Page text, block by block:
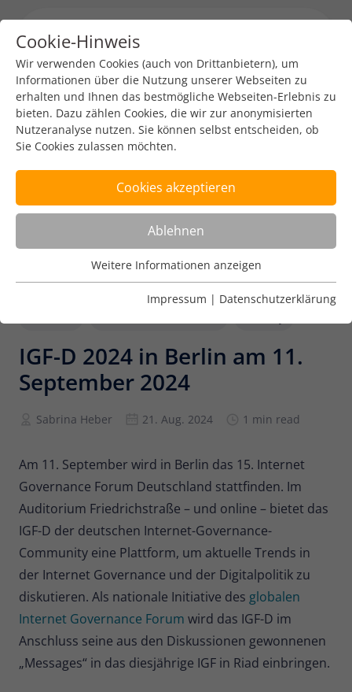
IGF-D 2024 in Berlin am 11.
September 2024
Sabrina Heber 21. Aug. 2024 1 min read
Am 11. September wird in Berlin das 15. Internet
Governance Forum Deutschland stattfinden. Im
Auditorium Friedrichstraße – und online – bietet das
IGF-D der deutschen Internet-Governance-
Community eine Plattform, um aktuelle Trends in
der Internet Governance und der Digitalpolitik zu
diskutieren. Als nationale Initiative des globalen
Internet Governance Forum wird das IGF-D im
Anschluss seine aus den Diskussionen gewonnenen
„Messages“ in das diesjährige IGF in Riad einbringen.
Cookie-Hinweis
Wir verwenden Cookies (auch von Drittanbietern), um
Informationen über die Nutzung unserer Webseiten zu
erhalten und Ihnen das bestmögliche Webseiten-Erlebnis zu
bieten. Dazu zählen Cookies, die wir zur anonymisierten
Nutzeranalyse nutzen. Sie können selbst entscheiden, ob
Sie Cookies zulassen möchten.
Cookies akzeptieren
Ablehnen
Nutzungsanalyse
Cookies zur Nutzungsanalyse ermöglichen es uns zu
Anbieter Matomo
Laufzeit
Zweck
Attributionsinformationen, des
Referrers, der ursprünglich zum
Name _pk_id
Anbieter Matomo
Laufzeit 13 Monate
Zweck
Wird verwendet, um einige Details über
den Benutzer zu speichern, wie z. B. die
Weitere Informationen anzeigen
Impressum | Datenschutzerklärung